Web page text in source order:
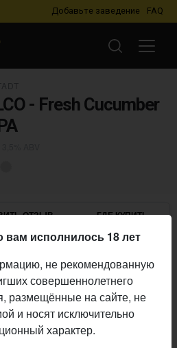
Добавьте заведение FAQ
- Fresh Cucumber
ОТЗЫВ ГДЕ КУПИТЬ
вам исполнилось 18 лет
не рекомендованную
совершеннолетнего
размещённые на сайте, не
и носят исключительно
характер.